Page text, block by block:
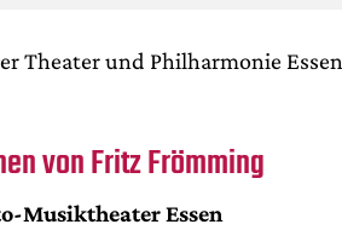
Theater und Philharmonie Essen
von Fritz Frömming
Musiktheater Essen